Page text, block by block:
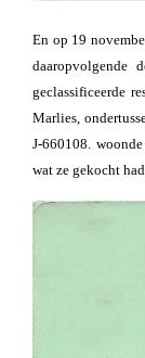
En op 19
geclassificeerde
Marlies,
J-660108.
wat ze gekocht